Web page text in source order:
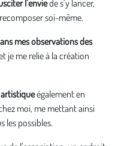
l’enviede s’y lancer,
soi-même.
mes observations des
je me relie à la création
également en
moi, me mettant ainsi
les possibles.